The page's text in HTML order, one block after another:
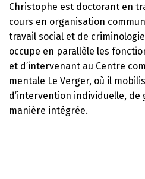
Christophe est doctorant en
cours en organisation
travail social et de
occupe en parallèle les
et d’intervenant au Centre
mentale Le Verger, où il
d’intervention individuelle, de
manière intégrée.